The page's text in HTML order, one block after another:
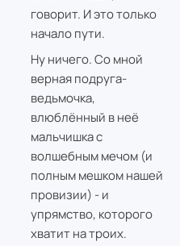
говорит. И это только
начало пути.
Ну ничего. Со мной
верная подруга-
ведьмочка,
влюблённый в неё
мальчишка с
волшебным мечом (и
полным мешком нашей
провизии) - и
упрямство, которого
хватит на троих.